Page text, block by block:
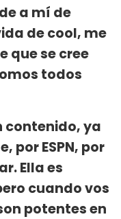
a mí de
de cool, me
que se cree
todos
contenido, ya
por ESPN, por
Ella es
cuando vos
potentes en